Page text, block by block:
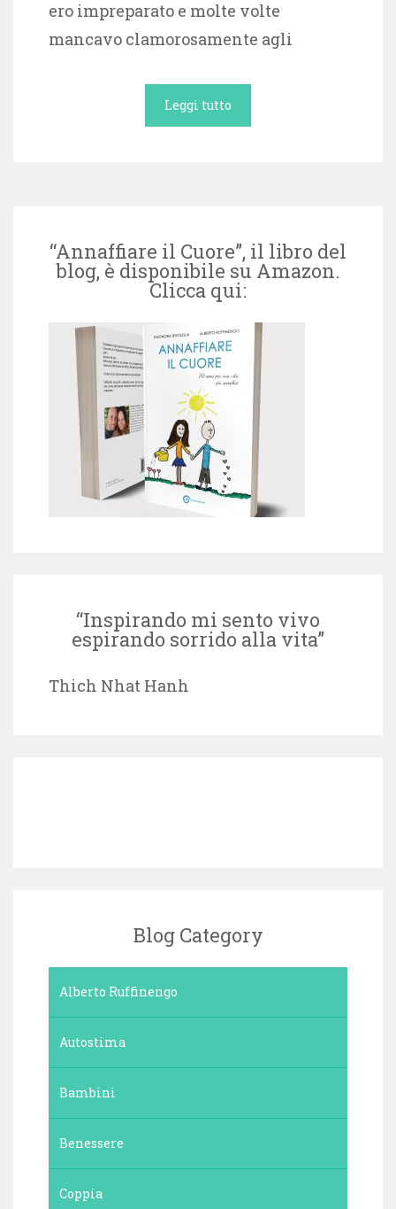
ero impreparato e molte volte
mancavo clamorosamente agli
Leggi tutto
“Annaffiare il Cuore”, il libro del
blog, è disponibile su Amazon.
Clicca qui:
“Inspirando mi sento vivo
espirando sorrido alla vita”
Thich Nhat Hanh
Blog Category
Alberto Ruffinengo
Autostima
Bambini
Benessere
Coppia